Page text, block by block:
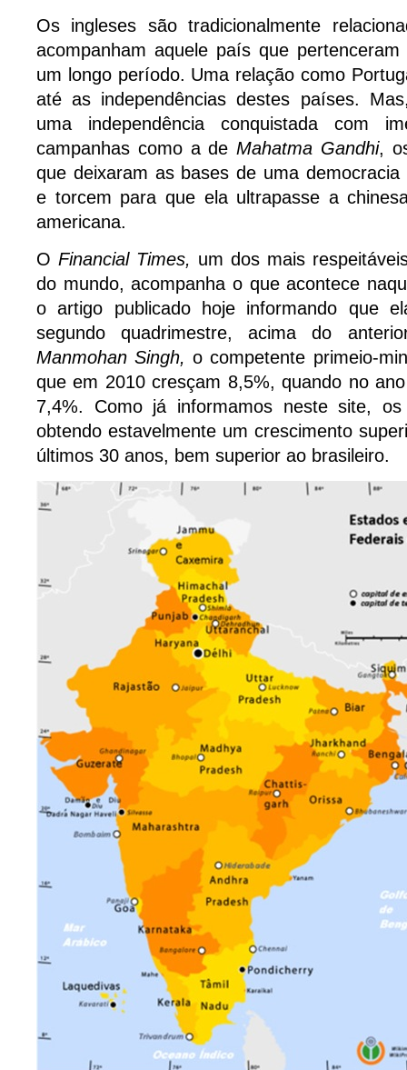
Os ingleses são tradicionalmente
acompanham aquele país que
um longo período. Uma relação como
até as independências destes países.
uma independência conquistada com
campanhas como a de Mahatma Gandhi,
que deixaram as bases de uma democracia
e torcem para que ela ultrapasse a
americana.
O Financial Times, um dos mais
do mundo, acompanha o que acontece
o artigo publicado hoje informando que
segundo quadrimestre, acima do
Manmohan Singh,o competente primeio-
que em 2010 cresçam 8,5%, quando no
7,4%. Como já informamos neste site, os
obtendo estavelmente um crescimento
últimos 30 anos, bem superior ao brasileiro.